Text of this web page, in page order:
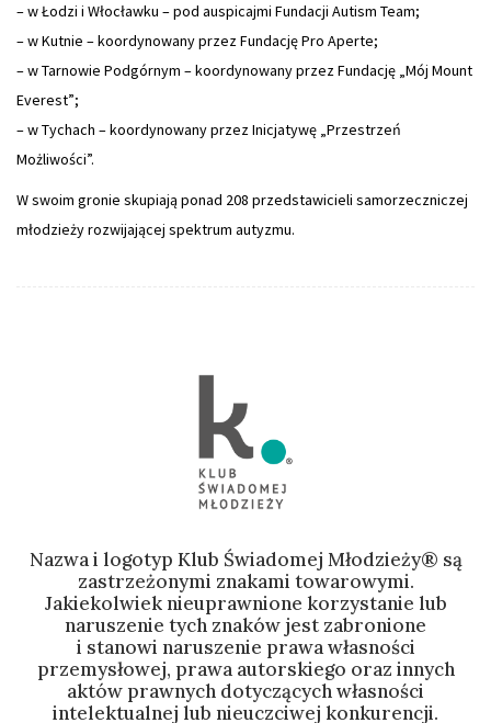
– w Łodzi i Włocławku – pod auspicajmi Fundacji Autism Team;
– w Kutnie – koordynowany przez Fundację Pro Aperte;
– wTarnowie Podgórnym – koordynowany przez Fundację „Mój Mount
Everest”;
– w Tychach – koordynowany przez Inicjatywę „Przestrzeń
Możliwości”.
W swoim gronie skupiają ponad 208 przedstawicieli samorzeczniczej
młodzieży rozwijającej spektrum autyzmu.
Nazwa i logotyp Klub Świadomej Młodzieży® są
zastrzeżonymi znakami towarowymi.
Jakiekolwiek nieuprawnione korzystanie lub
naruszenie tych znaków jest zabronione
i stanowi naruszenie prawa własności
przemysłowej, prawa autorskiego oraz innych
aktów prawnych dotyczących własności
intelektualnej lub nieuczciwej konkurencji.